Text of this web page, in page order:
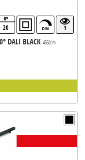
20 1
DALI BLACK 4550 lm